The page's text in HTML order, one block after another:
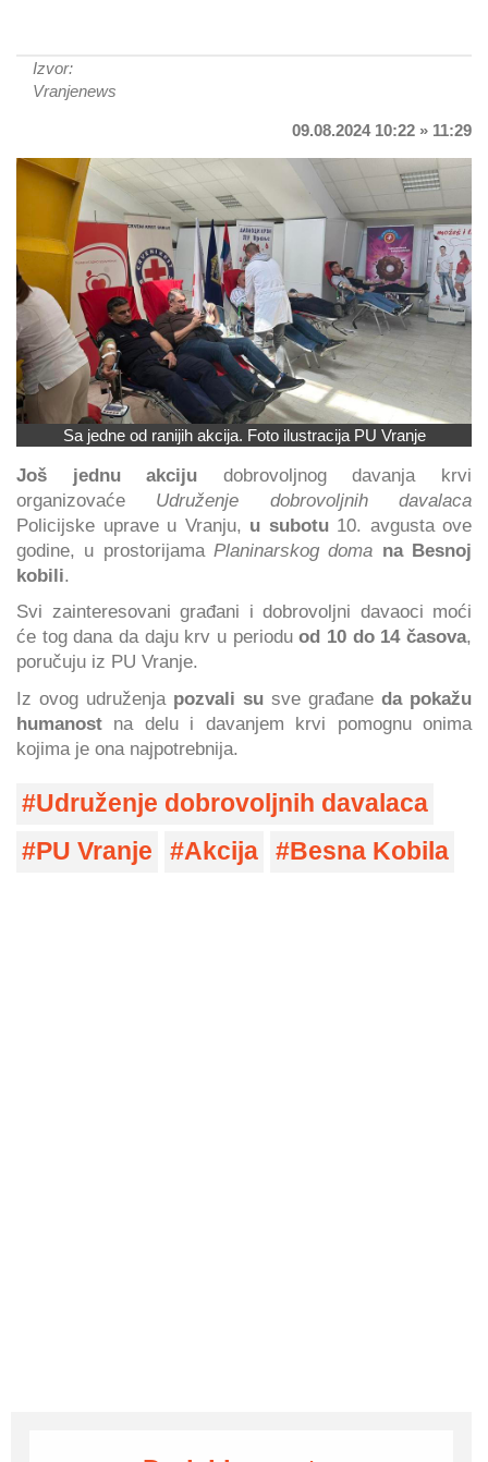
Izvor:
Vranjenews
09.08.2024 10:22 » 11:29
Sa jedne od ranijih akcija. Foto ilustracija PU Vranje
Još jednu akciju dobrovoljnog davanja krvi
organizovaće Udruženje dobrovoljnih davalaca
Policijske uprave u Vranju, u subotu 10. avgusta ove
godine, u prostorijama Planinarskog doma na Besnoj
kobili.
Svi zainteresovani građani i dobrovoljni davaoci moći
će tog dana da daju krv u perioduod 10 do 14 časova,
poručuju iz PU Vranje.
Iz ovog udruženja pozvali su sve građane da pokažu
humanost na delu i davanjem krvi pomognu onima
kojima je ona najpotrebnija.
Udruženje dobrovoljnih davalaca
PU Vranje
Akcija Besna Kobila